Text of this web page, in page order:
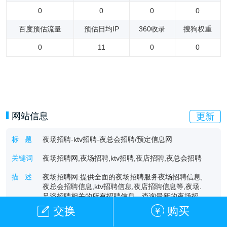
0 0 0 0
百度预估流量 预估日均IP 360收录 搜狗权重
0 11 0 0
网站信息 更新
标 题 夜场招聘-ktv招聘-夜总会招聘/预定信息网
关键词 夜场招聘网,夜场招聘,ktv招聘,夜店招聘,夜总会招聘
描 述
夜场招聘网:提供全面的夜场招聘服务夜场招聘信息,
夜总会招聘信息,ktv招聘信息,夜店招聘信息等,夜场.
足浴招聘相关的所有招聘信息，查询最新的夜场招
聘,足浴兼职及求职信息就来夜场招聘网。
交换 购买